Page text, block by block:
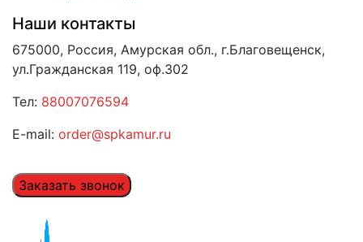
Наши контакты
675000, Россия, Амурская обл., г.Благовещенск,
ул.Гражданская 119, оф.302
Тел: 88007076594
E-mail: order@spkamur.ru
Заказать звонок